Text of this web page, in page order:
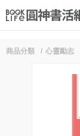
Netflix話題章
商品分類 心靈勵志